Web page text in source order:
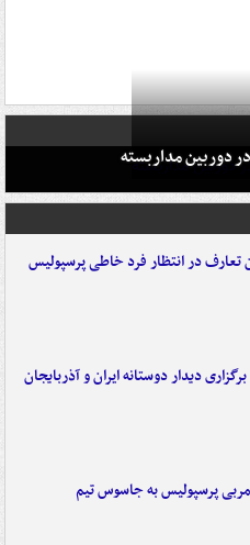
تعارف در انتظار فرد خاطی پرسپولیس
دیدار دوستانه ایران و آذربایجان
پرسپولیس به جاسوس تیم